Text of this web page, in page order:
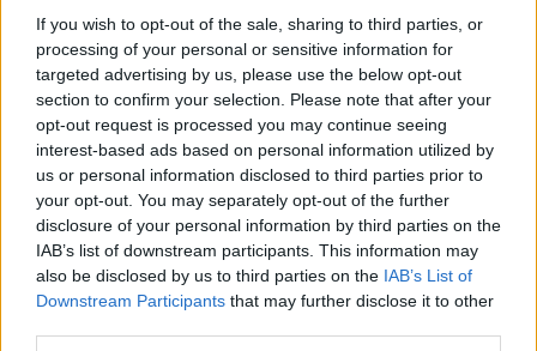
If you wish to opt-out of the sale, sharing to third parties, or
processing of your personal or sensitive information for
targeted advertising by us, please use the below opt-out
section to confirm your selection. Please note that after your
opt-out request is processed you may continue seeing
interest-based ads based on personal information utilized by
us or personal information disclosed to third parties prior to
your opt-out. You may separately opt-out of the further
disclosure of your personal information by third parties on the
IAB’s list of downstream participants. This information may
also be disclosed by us to third parties on the IAB’s List of
Downstream Participants that may further disclose it to other
Cymbalta (98)
Depression - andere Mittel
Die Bewertungen und Kommentare dieser Seite sind
nutzergenerierter Inhalt. Diese werden vor der Veröffentlichung
gelesen und teilweise überarbeitet, um unseren Standards (für
Arzneimittel- und Gesundheitszustand) zu entsprechen. Wir
setzen von unseren Benutzern keine nachgewiesenen
medizinischen Kenntnisse voraus um ihre Meinungen
auszutauschen. Auf diese Weise geben die beschriebenen